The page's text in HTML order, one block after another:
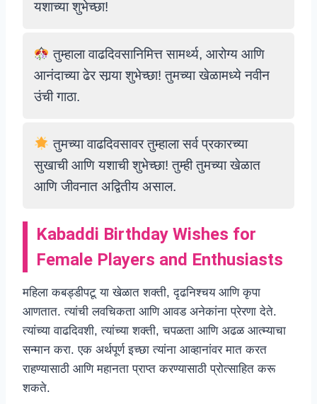
यशाच्या शुभेच्छा!
तुम्हाला वाढदिवसानिमित्त सामर्थ्य, आरोग्य आणि
आनंदाच्या ढेर सार्‍या शुभेच्छा! तुमच्या खेळामध्ये नवीन
उंची गाठा.
तुमच्या वाढदिवसावर तुम्हाला सर्व प्रकारच्या
सुखाची आणि यशाची शुभेच्छा! तुम्ही तुमच्या खेळात
आणि जीवनात अद्वितीय असाल.
Kabaddi Birthday Wishes for
Female Players and Enthusiasts
महिला कबड्डीपटू या खेळात शक्ती, दृढनिश्चय आणि कृपा
आणतात. त्यांची लवचिकता आणि आवड अनेकांना प्रेरणा देते.
त्यांच्या वाढदिवशी, त्यांच्या शक्ती, चपळता आणि अढळ आत्म्याचा
सन्मान करा. एक अर्थपूर्ण इच्छा त्यांना आव्हानांवर मात करत
राहण्यासाठी आणि महानता प्राप्त करण्यासाठी प्रोत्साहित करू
शकते.